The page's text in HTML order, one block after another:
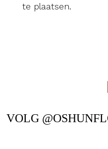
te plaatsen.
VOLG